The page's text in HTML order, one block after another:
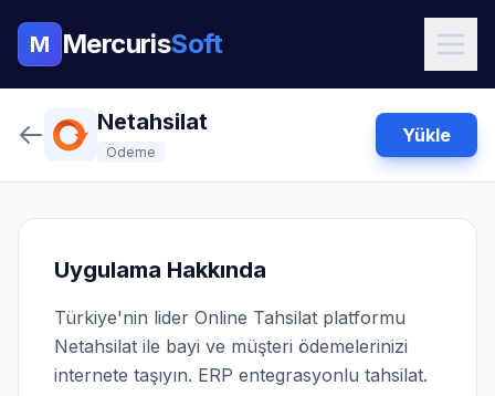
M MercurisSoft
Netahsilat
Ödeme
Yükle
Uygulama Hakkında
Türkiye'nin lider Online Tahsilat platformu
Netahsilat ile bayi ve müşteri ödemelerinizi
internete taşıyın. ERP entegrasyonlu tahsilat.